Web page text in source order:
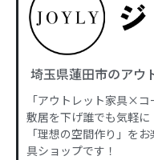
埼玉県蓮田市のアウ
「アウトレット家具×
敷居を下げ誰でも気軽に
「理想の空間作り」を
具ショップです！